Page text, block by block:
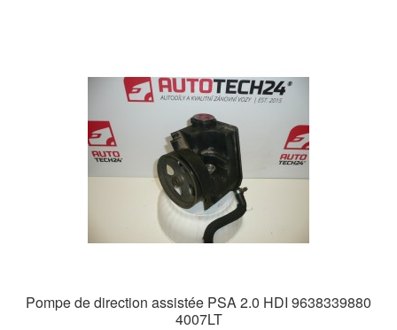
Pompe de direction assistée PSA 2.0 HDI 9638339880
4007LT